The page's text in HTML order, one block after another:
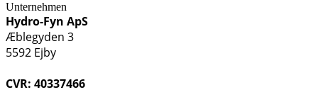
Unternehmen
Hydro-Fyn ApS
Æblegyden 3
5592 Ejby
CVR: 40337466